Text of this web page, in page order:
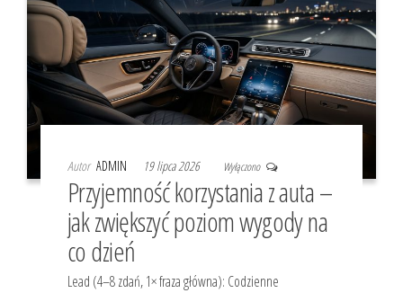
Autor ADMIN 19 lipca 2026 Wyłączono
Przyjemność korzystania z auta –
jak zwiększyć poziom wygody na
co dzień
Lead (4–8 zdań, 1× fraza główna): Codzienne